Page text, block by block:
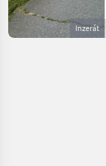
Inzerát